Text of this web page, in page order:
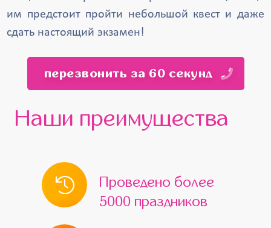
им предстоит пройти небольшой квест и даже
сдать настоящий экзамен!
перезвонить за 60 секунд
Наши преимущества
Проведено более
5000 праздников